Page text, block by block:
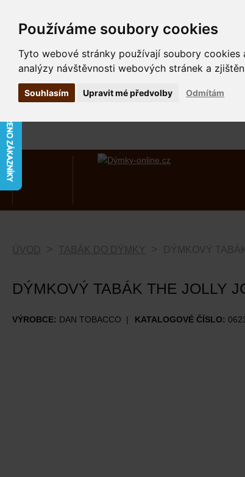
Používáme soubory cookies
Tyto webové stránky používají soubory cookies
analýzy návštěvnosti webových stránek a
Souhlasím Odmítám
Upravit mé předvolby
ÚVOD TABÁK DO DÝMKY DÝMKOVÝ
DÝMKOVÝ TABÁK THE JOLLY
VÝROBCE: DAN TOBACCO KATALOGOVÉ ČÍSLO: